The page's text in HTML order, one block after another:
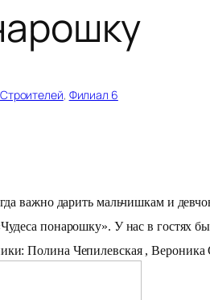
, Филиал 6
важно дарить мальчишкам и
понарошку». У нас в гостях
Полина Чепилевская ,Вероника